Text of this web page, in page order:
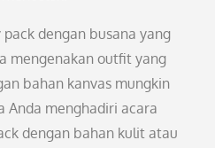
dengan busana yang
mengenakan outfit yang
bahan kanvas mungkin
Anda menghadiri acara
dengan bahan kulit atau